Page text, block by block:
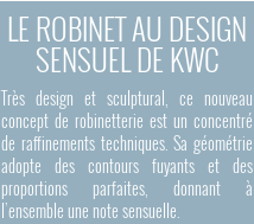
LE ROBINET AU DESIGN
SENSUEL DE KWC
Très design et sculptural, ce nouveau
concept de robinetterie est un concentré
de raffinements techniques. Sa géométrie
adopte des contours fuyants et des
proportions parfaites, donnant à
l’ensemble une note sensuelle.